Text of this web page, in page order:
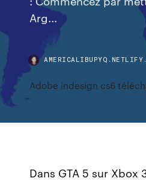
Arg...
Adobe indesign cs6
Dans GTA 5 sur Xbox